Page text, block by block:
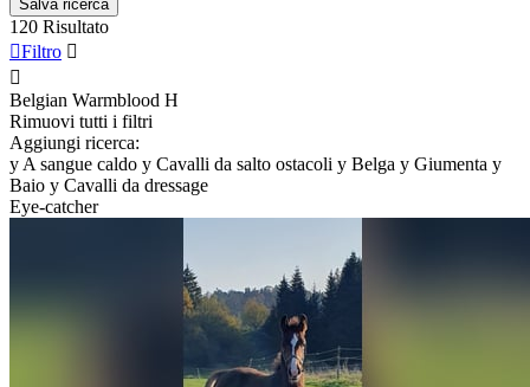
Salva ricerca
120 Risultato
Filtro 

Belgian Warmblood H
Rimuovi tutti i filtri
Aggiungi ricerca:
y A sangue caldo y Cavalli da salto ostacoli y Belga y Giumenta y
Baio y Cavalli da dressage
Eye-catcher